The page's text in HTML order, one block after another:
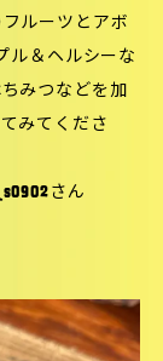
ルーツとアボ
ル＆ヘルシーな
みつなどを加
みてくださ
さん